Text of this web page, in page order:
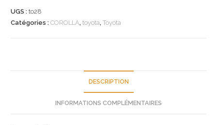
plaquette
UGS :to28
Catégories :COROLLA,toyota,Toyota
DESCRIPTION
INFORMATIONS COMPLÉMENTAIRES